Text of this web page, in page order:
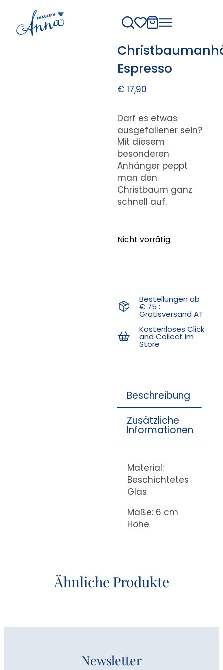
Espresso
€17,90
Darf es etwas
ausgefallener sein?
Mit diesem
besonderen
Anhänger peppt
man den
Christbaum ganz
schnell auf.
Nicht vorrätig
Bestellungen ab
€ 75 :
Gratisversand AT
Kostenloses Click
and Collect im
Store
Beschreibung
Zusätzliche
Informationen
Material:
Beschichtetes
Glas
Maße: 6 cm
Höhe
Ähnliche Produkte
Newsletter